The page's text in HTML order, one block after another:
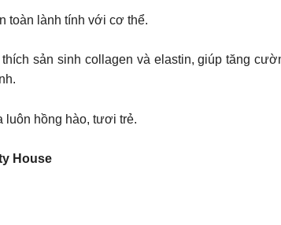
toàn lành tính với cơ thể.
sản sinh collagen và elastin, giúp tăng
luôn hồng hào, tươi trẻ.
House